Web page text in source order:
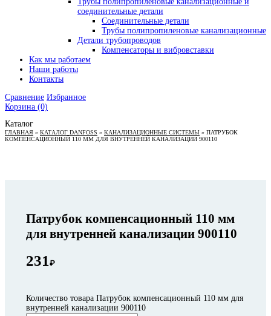
соединительные детали
Соединительные детали
Трубы полипропиленовые канализационные
Детали трубопроводов
Компенсаторы и вибровставки
Как мы работаем
Наши работы
Контакты
Сравнение Избранное
Корзина (0)
Каталог
ГЛАВНАЯ » КАТАЛОГ DANFOSS » КАНАЛИЗАЦИОННЫЕ СИСТЕМЫ » ПАТРУБОК
КОМПЕНСАЦИОННЫЙ 110 ММ ДЛЯ ВНУТРЕННЕЙ КАНАЛИЗАЦИИ 900110
Патрубок компенсационный 110 мм
для внутренней канализации 900110
231₽
Количество товара Патрубок компенсационный 110 мм для
внутренней канализации 900110